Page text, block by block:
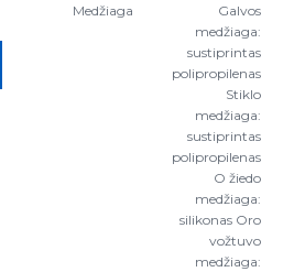
Medžiaga
Galvos
medžiaga:
sustiprintas
polipropilenas
Stiklo
medžiaga:
sustiprintas
polipropilenas
O žiedo
medžiaga:
silikonas Oro
vožtuvo
medžiaga: